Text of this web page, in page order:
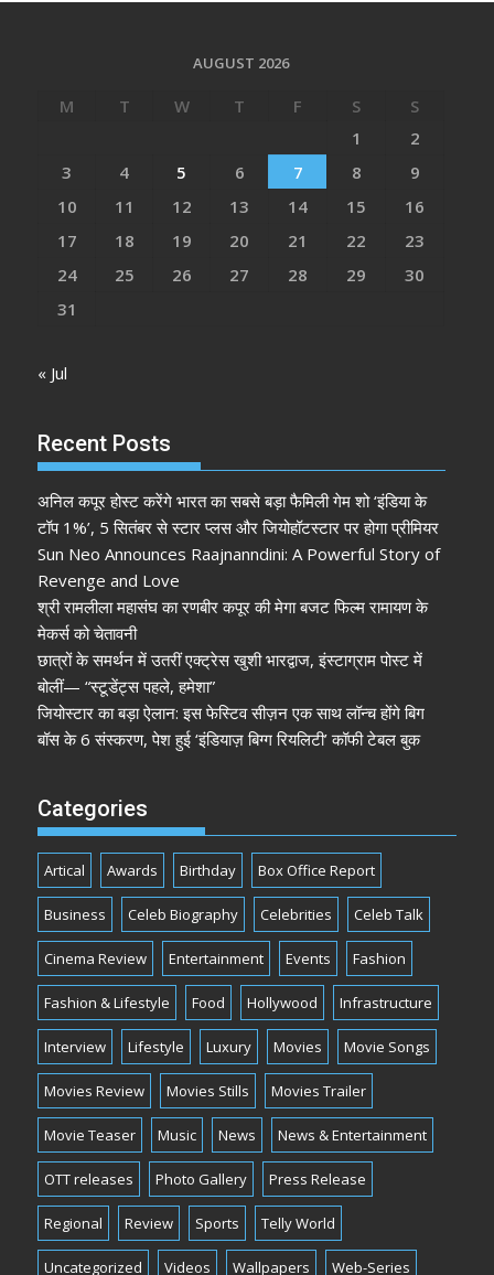
AUGUST 2026
M T W T F S
S
1
2
3
4 5 6 7 8
9
10
11 12 13 14 15
16
17
18 19 20 21 22
23
24
25 26 27 28 29
30
31
« Jul
Recent Posts
अनिल कपूर होस्ट करेंगे भारत का सबसे बड़ा फैमिली गेम शो ‘इंडिया के
टॉप 1%’, 5 सितंबर से स्टार प्लस और जियोहॉटस्टार पर होगा प्रीमियर
Sun Neo Announces Raajnanndini: A Powerful Story of
Revenge and Love
श्री रामलीला महासंघ का रणबीर कपूर की मेगा बजट फिल्म रामायण के
मेकर्स को चेतावनी
छात्रों के समर्थन में उतरीं एक्ट्रेस खुशी भारद्वाज, इंस्टाग्राम पोस्ट में
बोलीं— “स्टूडेंट्स पहले, हमेशा”
जियोस्टार का बड़ा ऐलान: इस फेस्टिव सीज़न एक साथ लॉन्च होंगे बिग
बॉस के 6 संस्करण, पेश हुई ‘इंडियाज़ बिग्ग रियलिटी’ कॉफी टेबल बुक
Categories
Artical Awards Birthday Box Office Report
Business Celeb Biography Celebrities Celeb Talk
Cinema Review Entertainment Events Fashion
Fashion & Lifestyle Food Hollywood Infrastructure
Interview Lifestyle Luxury Movies Movie Songs
Movies Review Movies Stills Movies Trailer
Movie Teaser Music News News & Entertainment
OTT releases Photo Gallery Press Release
Regional Review Sports Telly World
Uncategorized Videos Wallpapers Web-Series